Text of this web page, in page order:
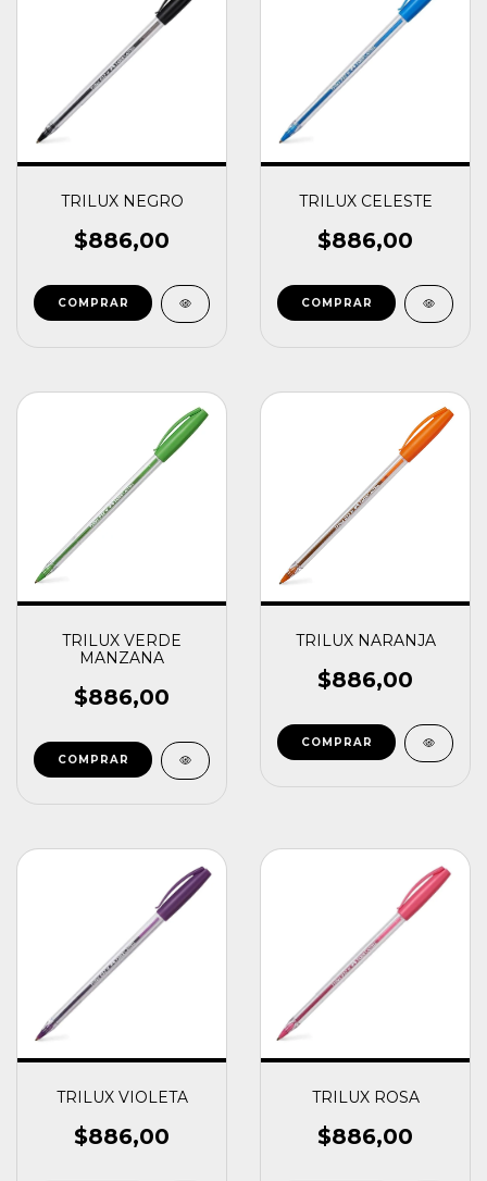
TRILUX NEGRO
$886,00
TRILUX CELESTE
$886,00
TRILUX VERDE
MANZANA
$886,00
TRILUX NARANJA
$886,00
TRILUX VIOLETA
$886,00
TRILUX ROSA
$886,00